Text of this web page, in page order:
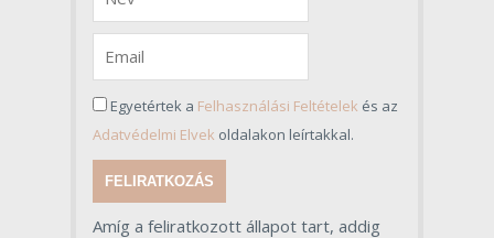
Egyetértek a Felhasználási Feltételek és az
Adatvédelmi Elvek oldalakon leírtakkal.
FELIRATKOZÁS
Amíg a feliratkozott állapot tart, addig